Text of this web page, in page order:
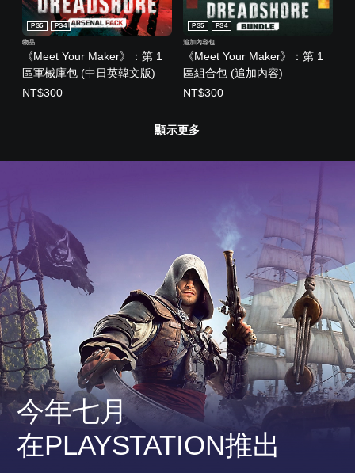
《Meet Your Maker》：第 1
區軍械庫包 (中日英韓文版)
PS5 PS4
物品
NT$300
《Meet Your Maker》：第 1
區組合包 (追加內容)
PS5 PS4
追加內容包
NT$300
顯示更多
今年七月
在PLAYSTATION推出